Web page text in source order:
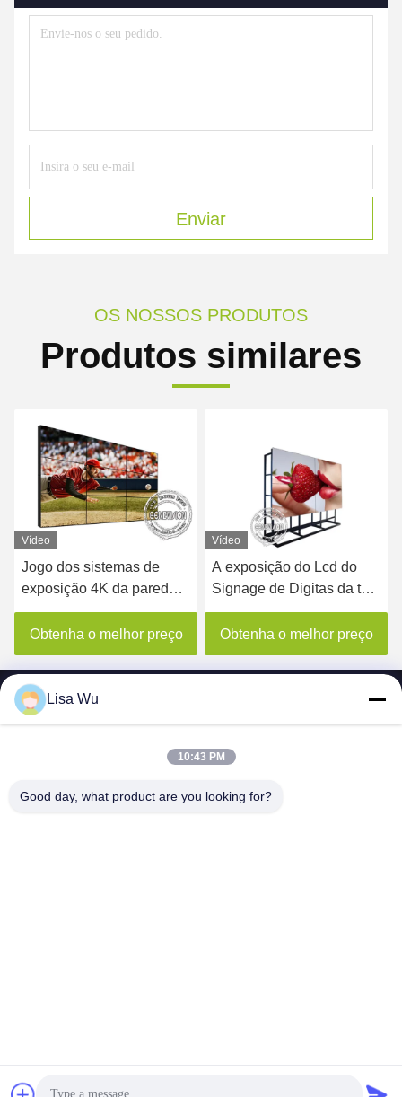
Enviar
OS NOSSOS PRODUTOS
Produtos similares
Vídeo
Jogo dos sistemas de
exposição 4K da parede
da polegada 1.8mm
Digitas de Samsung 55
HD
Obtenha o melhor preço
Vídeo
A exposição do Lcd do
Signage de Digitas da tela
de 46/55/65 de polegada
FEZ a parede video sem
emenda de Hd
Obtenha o melhor preço
LTD.
Lisa Wu
10:43 PM
Good day, what product are you looking for?